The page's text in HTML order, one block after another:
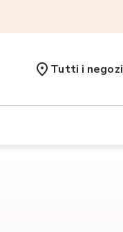
Tutti i negozi